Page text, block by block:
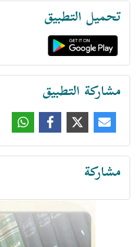
تحميل التطبيق
مشاركة التطبيق
مشاركة